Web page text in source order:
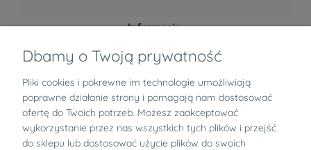
Informacje
Zwroty i reklamacje
O nas
pokaż pełną wersję strony
Dbamy o Twoją prywatność
Pliki cookies i pokrewne im technologie umożliwiają
poprawne działanie strony i pomagają nam dostosować
ofertę do Twoich potrzeb. Możesz zaakceptować
wykorzystanie przez nas wszystkich tych plików i przejść
do sklepu lub dostosować użycie plików do swoich